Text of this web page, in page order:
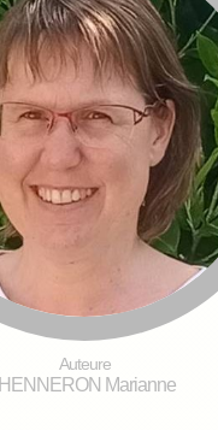
Auteure
HENNERON Marianne